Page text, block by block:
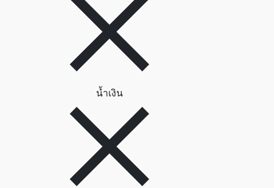
น้ำเงินลบตัวกรอง น้ำเงิน